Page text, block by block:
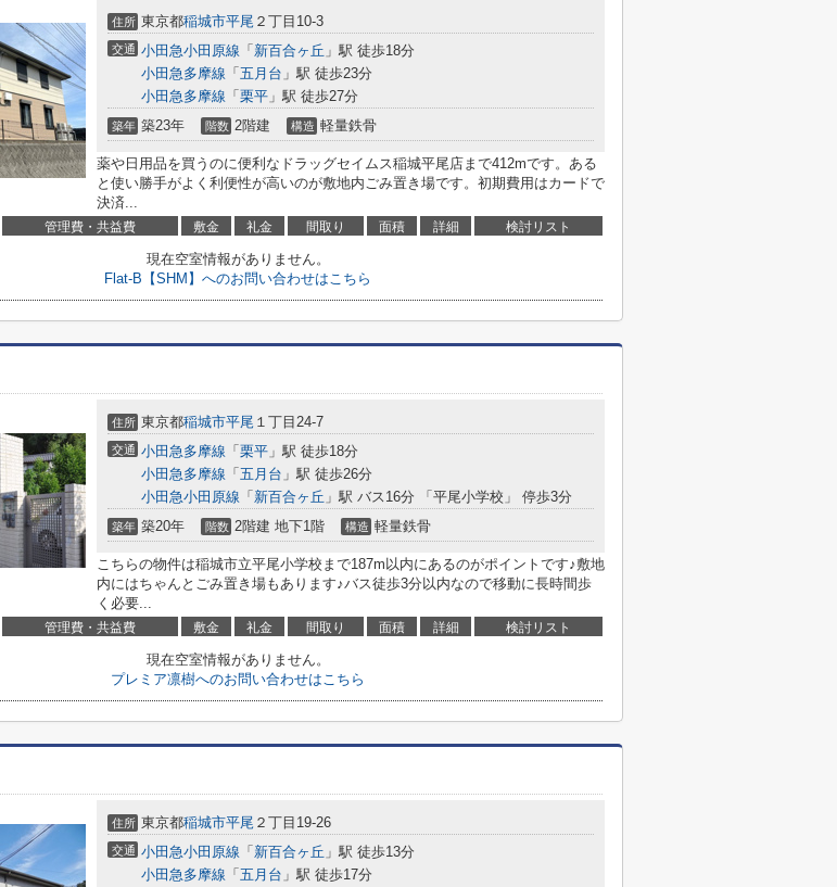
住所 東京都稲城市平尾 ２丁目10-3
交通 小田急小田原線 「 新百合ヶ丘 」駅 徒歩18分
小田急多摩線 「 五月台 」駅 徒歩23分
小田急多摩線 「 栗平 」駅 徒歩27分
築年 築23年 階数 2階建 構造 軽量鉄骨
薬や日用品を買うのに便利なドラッグセイムス稲城平尾店まで412mです。ある
と使い勝手がよく利便性が高いのが敷地内ごみ置き場です。初期費用はカードで
決済...
管理費・共益費 敷金 礼金 間取り 面積 詳細 検討リスト
現在空室情報がありません。
Flat-B【SHM】へのお問い合わせはこちら
住所 東京都稲城市平尾 １丁目24-7
交通 小田急多摩線 「 栗平 」駅 徒歩18分
小田急多摩線 「 五月台 」駅 徒歩26分
小田急小田原線 「 新百合ヶ丘 」駅 バス16分 「平尾小学校」 停歩3分
築年 築20年 階数 2階建 地下1階 構造 軽量鉄骨
こちらの物件は稲城市立平尾小学校まで187m以内にあるのがポイントです♪敷地
内にはちゃんとごみ置き場もあります♪バス徒歩3分以内なので移動に長時間歩
く必要...
管理費・共益費 敷金 礼金 間取り 面積 詳細 検討リスト
現在空室情報がありません。
プレミア凛樹へのお問い合わせはこちら
住所 東京都稲城市平尾 ２丁目19-26
交通 小田急小田原線 「 新百合ヶ丘 」駅 徒歩13分
小田急多摩線 「 五月台 」駅 徒歩17分